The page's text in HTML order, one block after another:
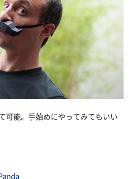
可能。手始めにやってみてもいい